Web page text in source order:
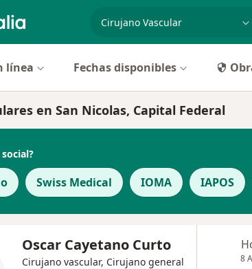
línea Fechas disponibles
en San Nicolas, Capital Federal
Swiss Medical IOMA IAPOS
Oscar Cayetano Curto
Cirujano vascular, Cirujano general 8